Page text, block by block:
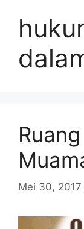
Mei 30, 2017